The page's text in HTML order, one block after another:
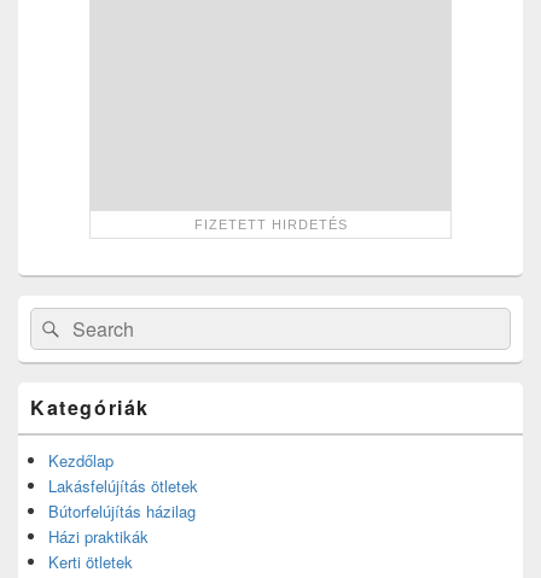
Search
for:
Search
Kategóriák
Kezdőlap
Lakásfelújítás ötletek
Bútorfelújítás házilag
Házi praktikák
Kerti ötletek